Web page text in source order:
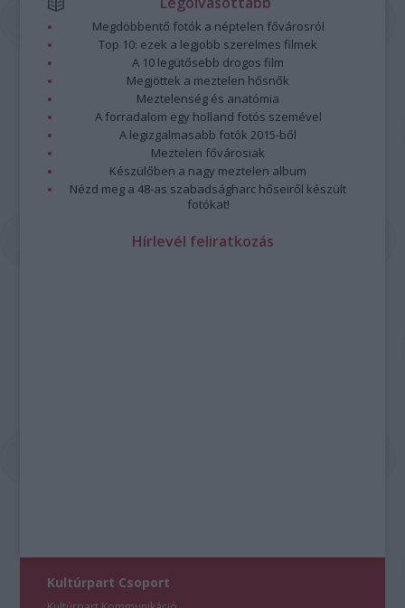
Megdöbbentő fotók a néptelen fővárosról
Top 10: ezek a legjobb szerelmes filmek
A 10 legütősebb drogos film
Megjöttek a meztelen hősnők
Meztelenség és anatómia
A forradalom egy holland fotós szemével
A legizgalmasabb fotók 2015-ből
Meztelen fővárosiak
Készülőben a nagy meztelen album
Nézd meg a 48-as szabadságharc hőseiről készült
fotókat!
Hírlevél feliratkozás
Kultúrpart Csoport